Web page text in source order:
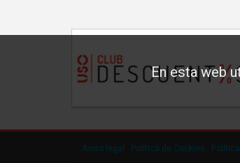
En esta web
Aviso legal Política de Cookies